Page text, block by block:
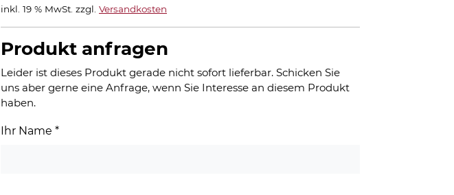
inkl. 19 % MwSt. zzgl. Versandkosten
Produkt anfragen
Leider ist dieses Produkt gerade nicht sofort lieferbar. Schicken Sie
uns aber gerne eine Anfrage, wenn Sie Interesse an diesem Produkt
haben.
Ihr Name *